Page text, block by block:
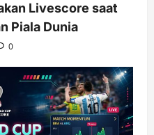
Livescore saat
Piala Dunia
0